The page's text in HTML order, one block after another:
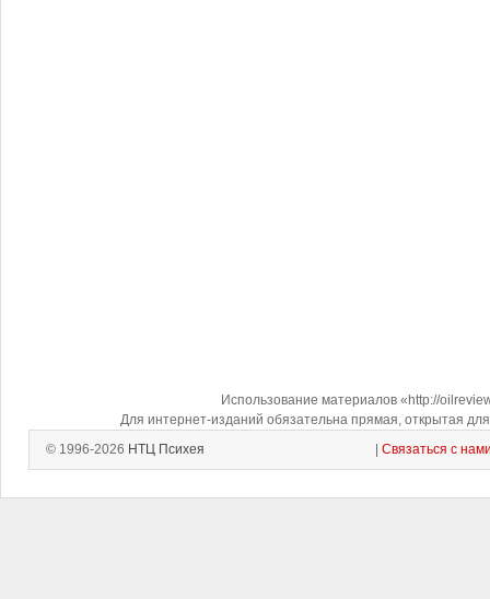
Использование материалов «http://
Для интернет-изданий обязательна прямая, открытая
© 1996-2026 НТЦ Психея Связаться с